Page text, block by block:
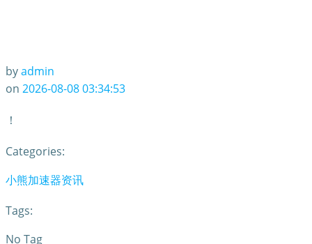
byadmin
on 2026-08-08 03:34:53
！
Categories:
小熊加速器资讯
Tags:
No Tag